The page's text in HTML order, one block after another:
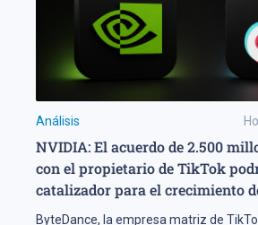
Análisis
NVIDIA: El acuerdo de 2.500
con el propietario de TikTok
catalizador para el crecimiento
ByteDance, la empresa matriz de